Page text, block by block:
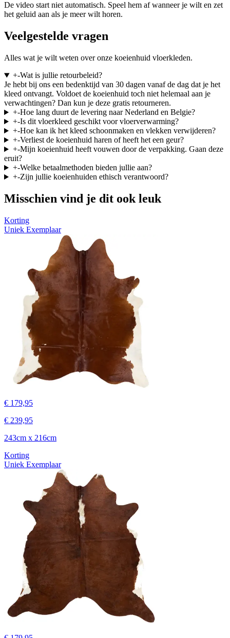
De video start niet automatisch. Speel hem af wanneer je wilt en zet
het geluid aan als je meer wilt horen.
Veelgestelde vragen
Alles wat je wilt weten over onze koeienhuid vloerkleden.
+-Wat is jullie retourbeleid?
Je hebt bij ons een bedenktijd van 30 dagen vanaf de dag dat je het
kleed ontvangt. Voldoet de koeienhuid toch niet helemaal aan je
verwachtingen? Dan kun je deze gratis retourneren.
+-Hoe lang duurt de levering naar Nederland en Belgie?
+-Is dit vloerkleed geschikt voor vloerverwarming?
+-Hoe kan ik het kleed schoonmaken en vlekken verwijderen?
+-Verliest de koeienhuid haren of heeft het een geur?
+-Mijn koeienhuid heeft vouwen door de verpakking. Gaan deze
eruit?
+-Welke betaalmethoden bieden jullie aan?
+-Zijn jullie koeienhuiden ethisch verantwoord?
Misschien vind je dit ook leuk
Korting
Uniek Exemplaar
€ 179,95
€ 239,95
243cm x 216cm
Korting
Uniek Exemplaar